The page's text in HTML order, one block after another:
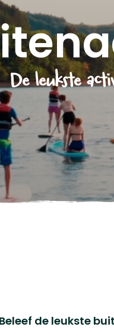
De leukste
Beleef de leukste